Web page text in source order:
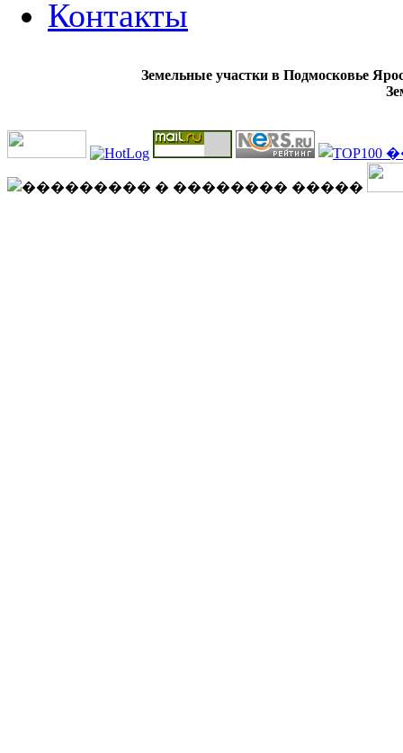
Контакты
Земельные участки в Подмосковье